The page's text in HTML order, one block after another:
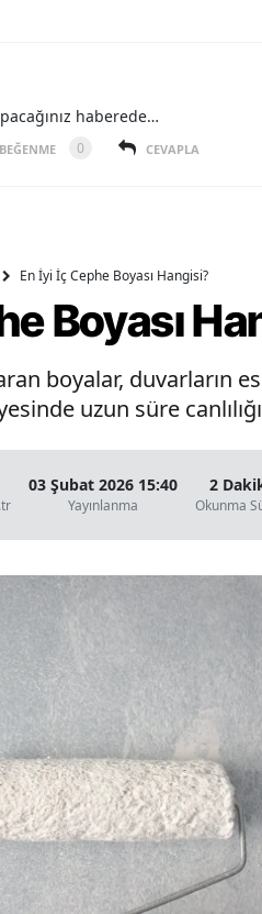
haberede…
BEĞENME 0 CEVAPLA
En İyi İç Cephe Boyası Hangisi?
Boyası
boyalar, duvarların
uzun süre
03 Şubat 2026 15:40
Yayınlanma
2
Okunma